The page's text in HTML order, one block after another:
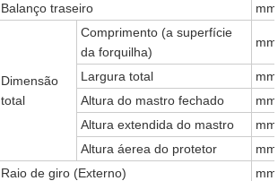
Balanço traseiro mm
Dimensão
total
Comprimento (a superfície
da forquilha)
mm
Largura total
mm
Altura do mastro fechado
mm
Altura extendida do mastro
mm
Altura áerea do protetor
mm
Raio de giro (Externo) mm